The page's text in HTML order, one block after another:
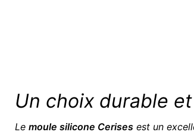
Un choix durable
Le moule silicone Cerisesest un